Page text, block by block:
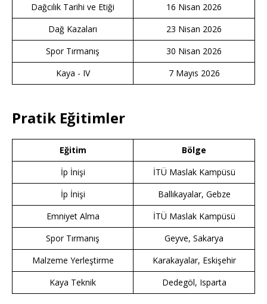
Dağcılık Tarihi ve Etiği
16 Nisan 2026
Dağ Kazaları
23 Nisan 2026
Spor Tırmanış
30 Nisan 2026
Kaya - IV
7 Mayıs 2026
Pratik Eğitimler
Eğitim
Bölge
İp İnişi
İTÜ Maslak Kampüsü
İp İnişi
Ballıkayalar, Gebze
Emniyet Alma
İTÜ Maslak Kampüsü
Spor Tırmanış
Geyve, Sakarya
Malzeme Yerleştirme
Karakayalar, Eskişehir
Kaya Teknik
Dedegöl, Isparta